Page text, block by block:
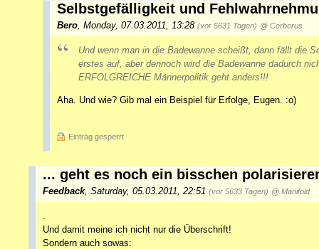
Selbstgefälligkeit und
Bero, Monday, 07.03.2011, 13:28 (vor 5631 Tagen) @ Cerberus
Und wenn man in die Badewanne scheißt, dann fällt die
erstes auf, aber dennoch wird die Badewanne dadurch
ERFOLGREICHE Männerpolitik geht anders!!!
Aha. Und wie? Gib mal ein Beispiel für Erfolge, Eugen. :o)
Eintrag gesperrt
... geht es noch ein bisschen
Feedback, Saturday, 05.03.2011, 22:51 (vor 5633 Tagen) @ Manifold
Und damit meine ich nicht nur die Überschrift!
Sondern auch sowas: